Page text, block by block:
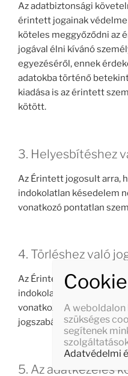
Az adatbiztonsági
érintett jogainak
köteles meggyőződni az
jogával élni kívánó
egyezéséről, ennek
adatokba történő
kiadása is az érintett
kötött.
3. Helyesbítéshez
Az Érintett jogosult arra,
indokolatlan késedelem
vonatkozó pontatlan
4. Törléshez való
Az Érintett jogosult arra,
indokolatlan késedelem
vonatkozó személyes
jogszabályban rögzített
5. Az adatkezelés
A weboldalon
szükséges
segítenek
Adatvédelmi